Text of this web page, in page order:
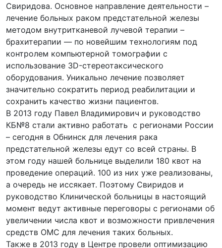
Свиридова. Основное направление деятельности –
лечение больных раком предстательной железы
методом внутритканевой лучевой терапии –
брахитерапии — по новейшим технологиям под
контролем компьютерной томографии с
использование 3D-стереотаксического
оборудования. Уникально лечение позволяет
значительно сократить период реабилитации и
сохранить качество жизни пациентов.
В 2013 году Павел Владимирович и руководство
КБ№8 стали активно работать с регионами России
– сегодня в Обнинск для лечения рака
предстательной железы едут со всей страны. В
этом году нашей больнице выделили 180 квот на
проведение операций. 100 из них уже реализованы,
а очередь не иссякает. Поэтому Свиридов и
руководство Клинической больницы в настоящий
момент ведут активные переговоры с регионами об
увеличении числа квот и возможности привлечения
средств ОМС для лечения таких больных.
Также в 2013 году в Центре провели оптимизацию